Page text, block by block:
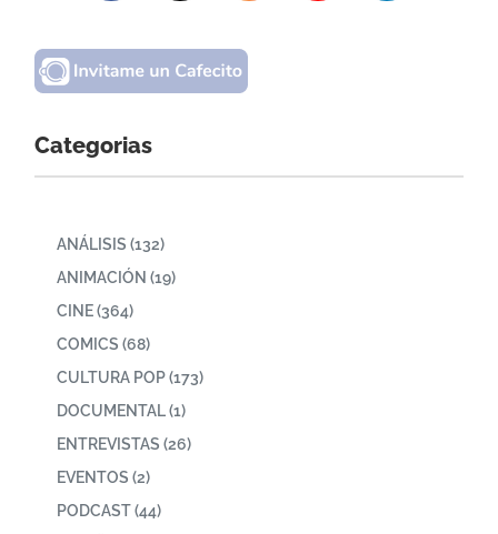
Categorias
ANÁLISIS (132)
ANIMACIÓN (19)
CINE(364)
COMICS (68)
CULTURA POP(173)
DOCUMENTAL(1)
ENTREVISTAS (26)
EVENTOS (2)
PODCAST(44)